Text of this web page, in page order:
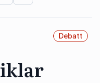
Debatt